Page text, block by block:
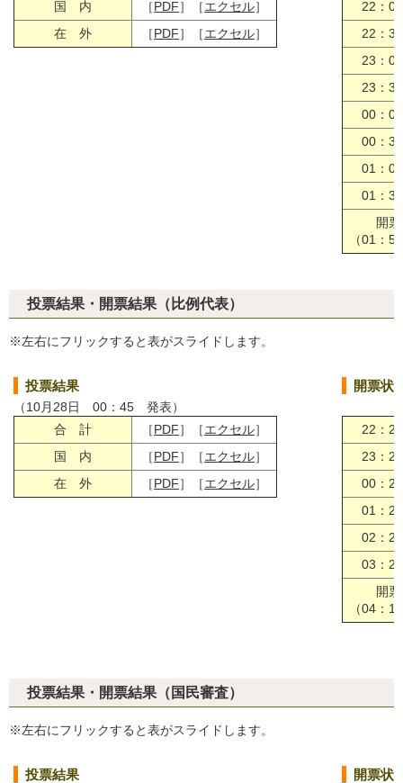
国 内 ［PDF］［エクセル］
在 外
［PDF］［エクセル］
22：
22：
23：
23：
00：
00：
01：
01：
開
（01：
投票結果・開票結果（比例代表）
※左右にフリックすると表がスライドします。
投票結果
（10月28日 00：45 発表）
合 計
［PDF］［エクセル］
国 内
［PDF］［エクセル］
在 外
［PDF］［エクセル］
開票状
22：
23：
00：
01：
02：
03：
開
（04：
投票結果・開票結果（国民審査）
※左右にフリックすると表がスライドします。
投票結果 開票状